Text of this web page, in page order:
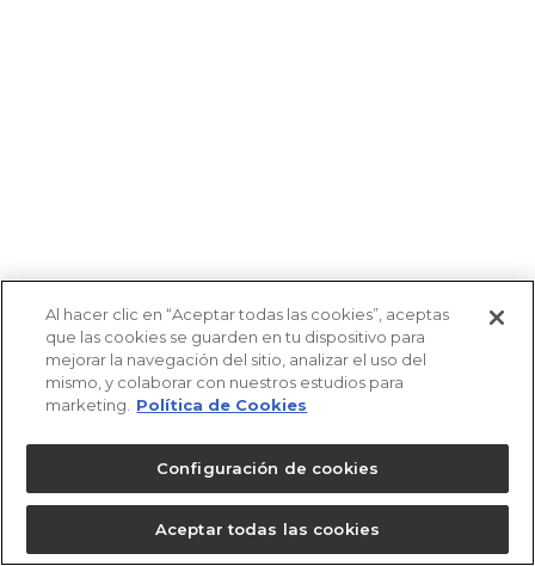
Al hacer clic en “Aceptar todas las cookies”, aceptas
que las cookies se guarden en tu dispositivo para
mejorar la navegación del sitio, analizar el uso del
mismo, y colaborar con nuestros estudios para
marketing.
Política de Cookies
Configuración de cookies
Aceptar todas las cookies